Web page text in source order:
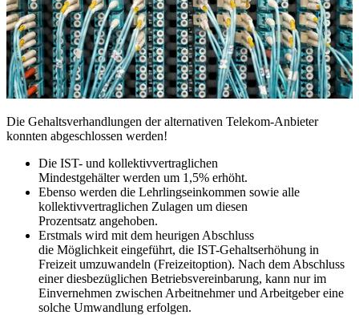
Die Gehaltsverhandlungen der alternativen Telekom-Anbieter
konnten abgeschlossen werden!
Die IST- und kollektivvertraglichen
Mindestgehälter werden um 1,5% erhöht.
Ebenso werden die Lehrlingseinkommen sowie alle
kollektivvertraglichen Zulagen um diesen
Prozentsatz angehoben.
Erstmals wird mit dem heurigen Abschluss
die Möglichkeit eingeführt, die IST-Gehaltserhöhung in
Freizeit umzuwandeln (Freizeitoption). Nach dem Abschluss
einer diesbezüglichen Betriebsvereinbarung, kann nur im
Einvernehmen zwischen Arbeitnehmer und Arbeitgeber eine
solche Umwandlung erfolgen.